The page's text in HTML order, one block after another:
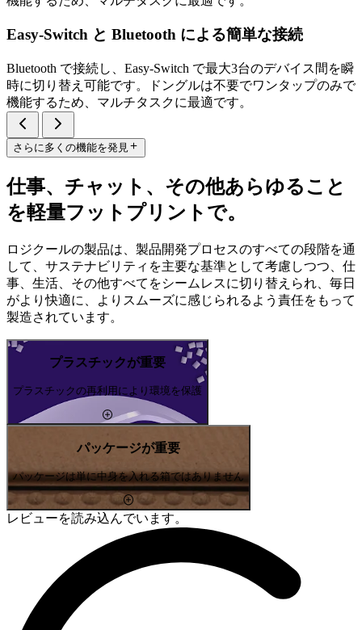
Easy-Switch と Bluetooth による簡単な接続
Bluetooth で接続し、Easy-Switch で最大3台のデバイス間を瞬
時に切り替え可能です。ドングルは不要でワンタップのみで
機能するため、マルチタスクに最適です。
さらに多くの機能を発見
仕事、チャット、その他あらゆること
を軽量フットプリントで。
ロジクールの製品は、製品開発プロセスのすべての段階を通
して、サステナビリティを主要な基準として考慮しつつ、仕
事、生活、その他すべてをシームレスに切り替えられ、毎日
がより快適に、よりスムーズに感じられるよう責任をもって
製造されています。
プラスチックが重要
プラスチックの再利用により環境を保護
パッケージが重要
パッケージは単に中身を入れる箱ではありません
レビューを読み込んでいます。